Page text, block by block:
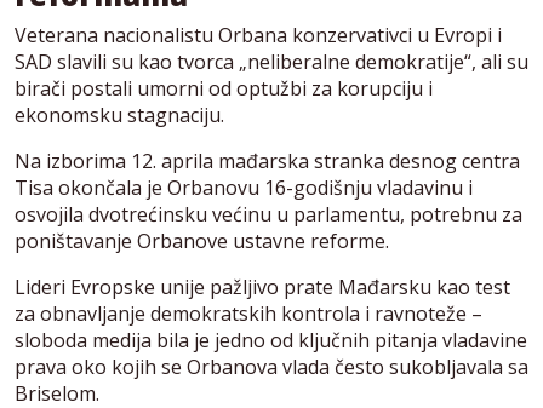
Veterana nacionalistu Orbana konzervativci u Evropi i
SAD slavili su kao tvorca „neliberalne demokratije“, ali su
birači postali umorni od optužbi za korupciju i
ekonomsku stagnaciju.
Na izborima 12. aprila mađarska stranka desnog centra
Tisa okončala je Orbanovu 16-godišnju vladavinu i
osvojila dvotrećinsku većinu u parlamentu, potrebnu za
poništavanje Orbanove ustavne reforme.
Lideri Evropske unije pažljivo prate Mađarsku kao test
za obnavljanje demokratskih kontrola i ravnoteže –
sloboda medija bila je jedno od ključnih pitanja vladavine
prava oko kojih se Orbanova vlada često sukobljavala sa
Briselom.